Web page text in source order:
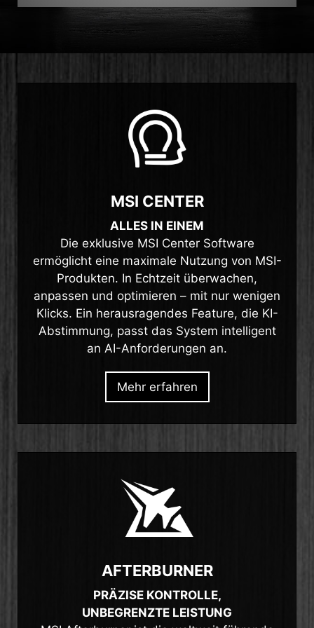
MSI CENTER
ALLES IN EINEM
Die exklusive MSI Center Software
ermöglicht eine maximale Nutzung von MSI-
Produkten. In Echtzeit überwachen,
anpassen und optimieren – mit nur wenigen
Klicks. Ein herausragendes Feature, die KI-
Abstimmung, passt das System intelligent
an AI-Anforderungen an.
Mehr erfahren
AFTERBURNER
PRÄZISE KONTROLLE,
UNBEGRENZTE LEISTUNG